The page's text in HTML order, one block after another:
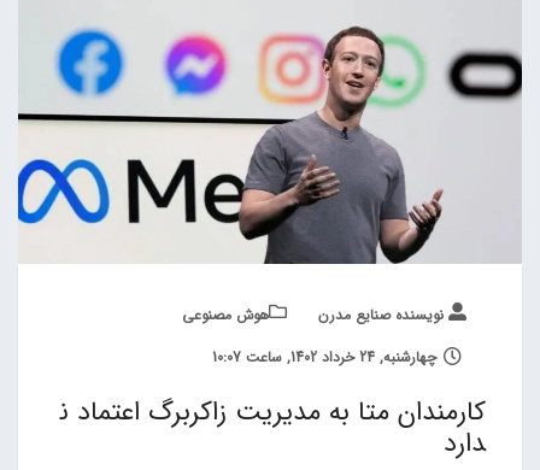
نویسنده صنایع مدرن
هوش مصنوعی
چهارشنبه, 24 خرداد 1402, ساعت 10:07
کارمندان متا به مدیریت زاکربرگ اعتماد ن
دارد